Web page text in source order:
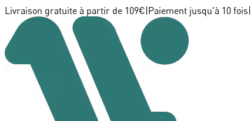
Livraison gratuite à partir de 109€ Paiement jusqu'à 10 fois